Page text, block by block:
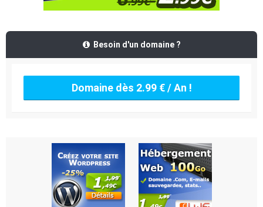
Besoin d'un domaine ?
Domaine dès 2.99 € / An !